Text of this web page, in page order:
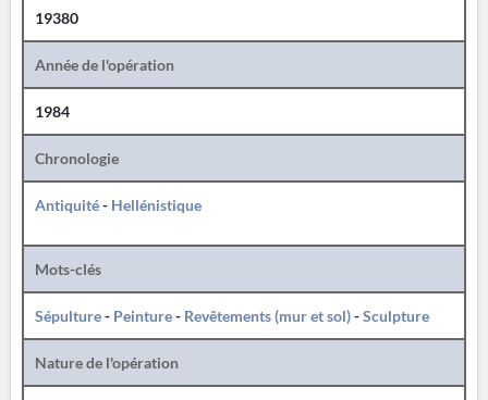
19380
Année de l'opération
1984
Chronologie
Antiquité- Hellénistique
Mots-clés
Sépulture- Peinture- Revêtements (mur et sol)-Sculpture
Nature de l'opération